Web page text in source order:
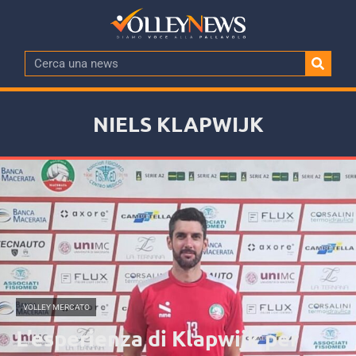
NIELS KLAPWIJK
VOLLEY MERCATO
L’esperienza di Klapwijk per